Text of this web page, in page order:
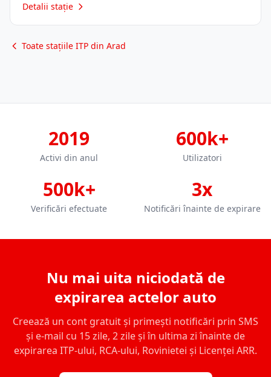
Detalii stație
Toate stațiile ITP din Arad
2019
Activi din anul
600k+
Utilizatori
500k+
Verificări efectuate
3x
Notificări înainte de expirare
Nu mai uita niciodată de
expirarea actelor auto
Creează un cont gratuit și primești notificări prin SMS
și e-mail cu 15 zile, 2 zile și în ultima zi înainte de
expirarea ITP-ului, RCA-ului, Rovinietei și Licenței ARR.